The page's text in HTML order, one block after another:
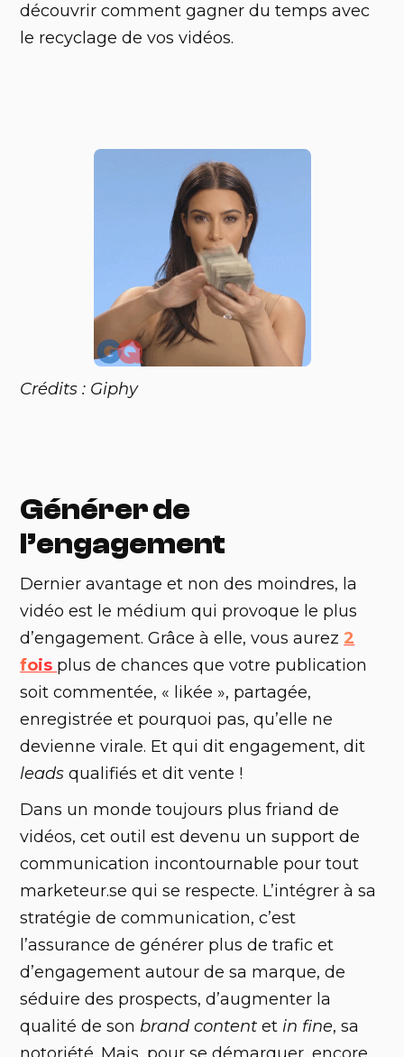
découvrir comment gagner du temps avec
le recyclage de vos vidéos.
Crédits : Giphy
Générer de
l’engagement
‍Dernier avantage et non des moindres, la
vidéo est le médium qui provoque le plus
d’engagement. Grâce à elle, vous aurez2
fois plus de chances que votre publication
soit commentée, « likée », partagée,
enregistrée et pourquoi pas, qu’elle ne
devienne virale. Et qui dit engagement, dit
leadsqualifiés et dit vente !
Dans un monde toujours plus friand de
vidéos, cet outil est devenu un support de
communication incontournable pour tout
marketeur.se qui se respecte. L’intégrer à sa
stratégie de communication, c’est
l’assurance de générer plus de trafic et
d’engagement autour de sa marque, de
séduire des prospects, d’augmenter la
qualité de son brand content et in fine, sa